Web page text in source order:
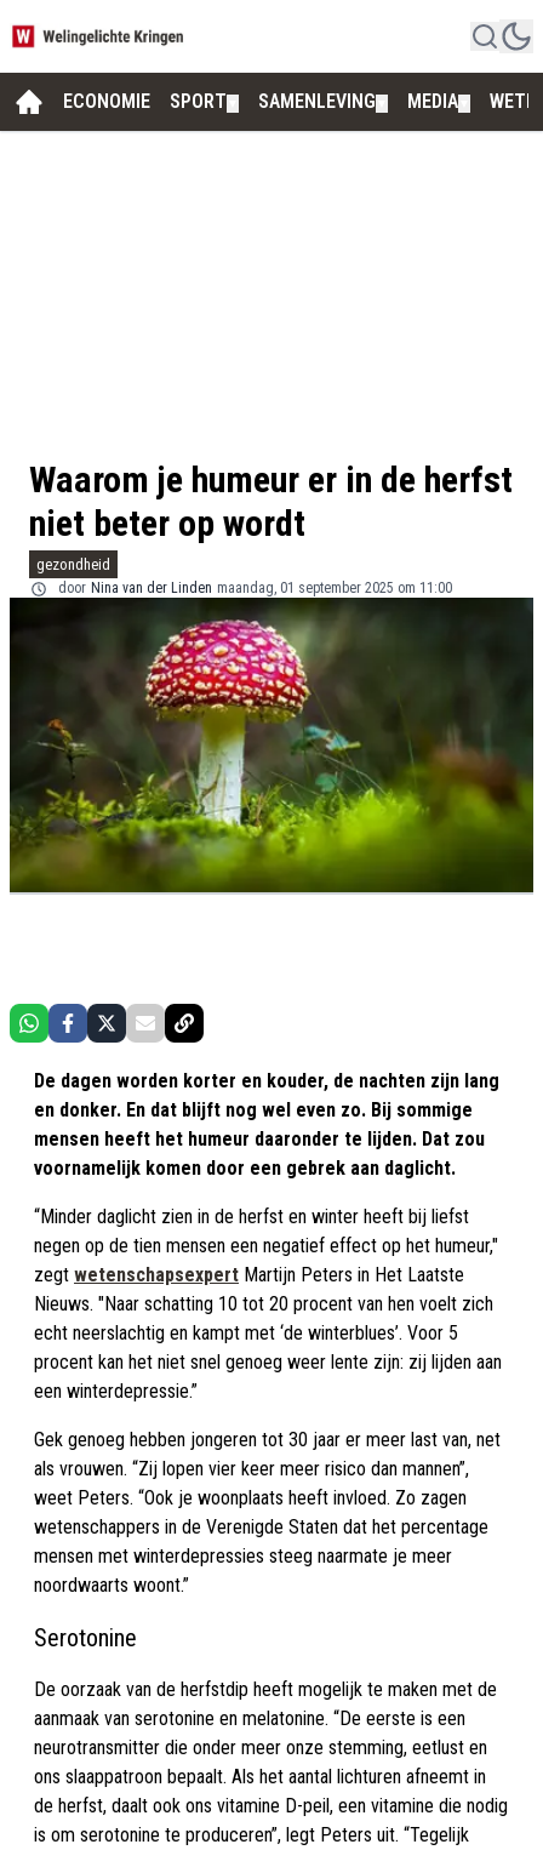
ECONOMIE SPORT SAMENLEVING MEDIA
Waarom je humeur er in de herfst
niet beter op wordt
gezondheid
door Nina van der Linden maandag, 01 september 2025 om 11:00
De dagen worden korter en kouder, de nachten zijn lang
en donker. En dat blijft nog wel even zo. Bij sommige
mensen heeft het humeur daaronder te lijden. Dat zou
voornamelijk komen door een gebrek aan daglicht.
“Minder daglicht zien in de herfst en winter heeft bij liefst
negen op de tien mensen een negatief effect op het humeur,"
zegt wetenschapsexpert Martijn Peters in Het Laatste
Nieuws. "Naar schatting 10 tot 20 procent van hen voelt zich
echt neerslachtig en kampt met ‘de winterblues’. Voor 5
procent kan het niet snel genoeg weer lente zijn: zij lijden aan
een winterdepressie.”
Gek genoeg hebben jongeren tot 30 jaar er meer last van, net
als vrouwen. “Zij lopen vier keer meer risico dan mannen”,
weet Peters. “Ook je woonplaats heeft invloed. Zo zagen
wetenschappers in de Verenigde Staten dat het percentage
mensen met winterdepressies steeg naarmate je meer
noordwaarts woont.”
Serotonine
De oorzaak van de herfstdip heeft mogelijk te maken met de
aanmaak van serotonine en melatonine. “De eerste is een
neurotransmitter die onder meer onze stemming, eetlust en
ons slaappatroon bepaalt. Als het aantal lichturen afneemt in
de herfst, daalt ook ons vitamine D-peil, een vitamine die nodig
is om serotonine te produceren”, legt Peters uit. “Tegelijk